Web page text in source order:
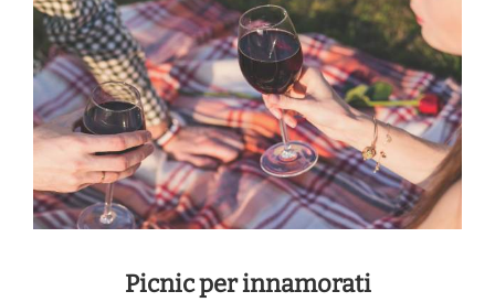
Picnic per innamorati